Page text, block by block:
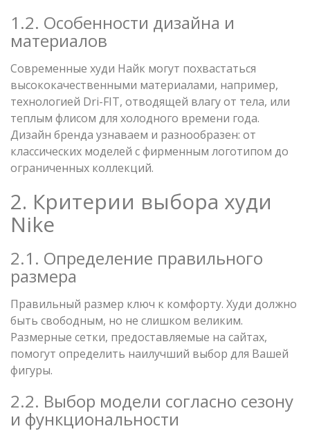
1.2. Особенности дизайна и
материалов
Современные худи Найк могут похвастаться
высококачественными материалами, например,
технологией Dri-FIT, отводящей влагу от тела, или
теплым флисом для холодного времени года.
Дизайн бренда узнаваем и разнообразен: от
классических моделей с фирменным логотипом до
ограниченных коллекций.
2. Критерии выбора худи
Nike
2.1. Определение правильного
размера
Правильный размер ключ к комфорту. Худи должно
быть свободным, но не слишком великим.
Размерные сетки, предоставляемые на сайтах,
помогут определить наилучший выбор для Вашей
фигуры.
2.2. Выбор модели согласно сезону
и функциональности